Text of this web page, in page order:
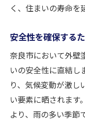
く、住まいの寿命を
安全性を確保する
奈良市において外壁
いの安全性に直結し
り、気候変動が激し
い要素に晒されます
より、雨の多い季節